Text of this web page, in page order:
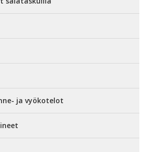
ja vyökotelot